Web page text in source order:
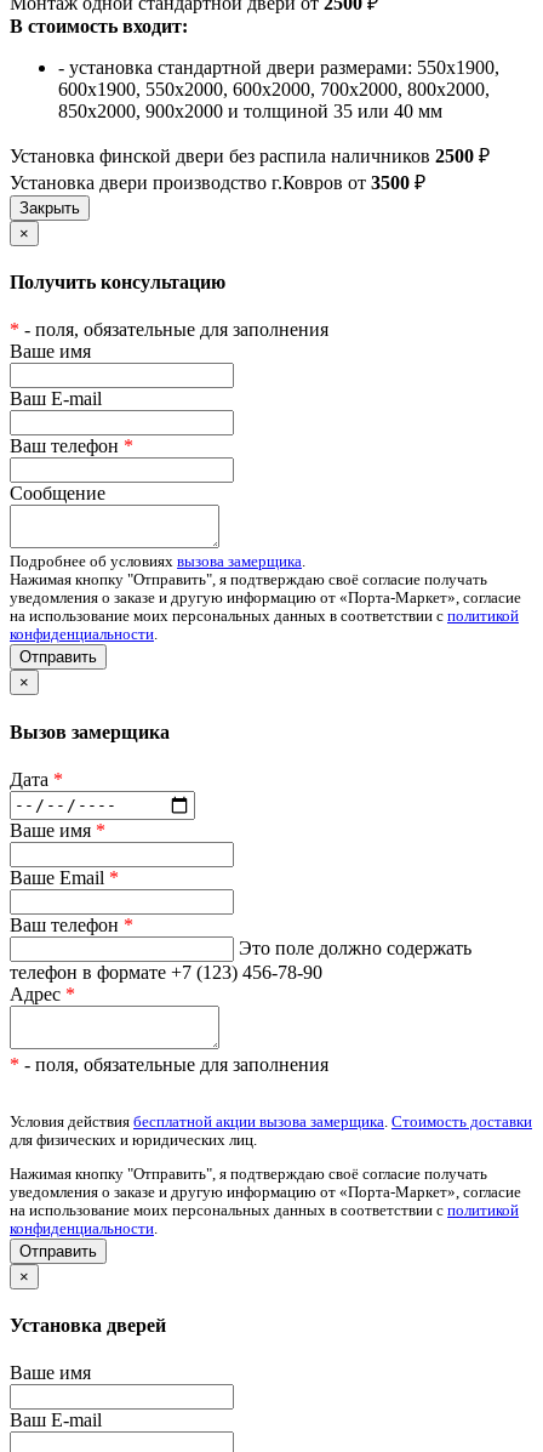
В стоимость входит:
- установка стандартной двери размерами: 550х1900,
600х1900, 550х2000, 600х2000, 700х2000, 800х2000,
850х2000, 900х2000 и толщиной 35 или 40 мм
Установка финской двери без распила наличников 2500 ₽
Установка двери производство г.Ковров от 3500 ₽
×
Получить консультацию
* - поля, обязательные для заполнения
Ваше имя
Ваш E-mail
Ваш телефон *
Сообщение
Подробнее об условиях вызова замерщика.
Нажимая кнопку "Отправить", я подтверждаю своё согласие получать
уведомления о заказе и другую информацию от «Порта-Маркет», согласие
на использование моих персональных данных в соответствии с политикой
конфиденциальности.
Отправить
×
Вызов замерщика
Дата *
Ваше имя *
Ваше Email *
Ваш телефон *
Это поле должно содержать
телефон в формате +7 (123) 456-78-90
Адрес *
* - поля, обязательные для заполнения
Условия действия бесплатной акции вызова замерщика Стоимость доставки
для физических и юридических лиц.
Нажимая кнопку "Отправить", я подтверждаю своё согласие получать
уведомления о заказе и другую информацию от «Порта-Маркет», согласие
на использование моих персональных данных в соответствии с политикой
конфиденциальности
×
Установка дверей
Ваше имя
Ваш E-mail